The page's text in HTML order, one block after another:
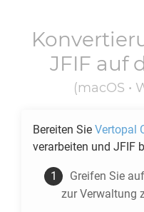
JFIF auf
(macOS •
Bereiten Sie Vertopal
verarbeiten und JFIF
Greifen Sie
zur Verwaltung